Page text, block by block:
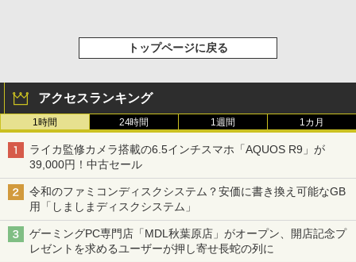
トップページに戻る
アクセスランキング
1時間 24時間 1週間 1カ月
ライカ監修カメラ搭載の6.5インチスマホ「AQUOS R9」が
39,000円！中古セール
令和のファミコンディスクシステム？安価に書き換え可能なGB
用「しましまディスクシステム」
ゲーミングPC専門店「MDL秋葉原店」がオープン、開店記念プ
レゼントを求めるユーザーが押し寄せ長蛇の列に